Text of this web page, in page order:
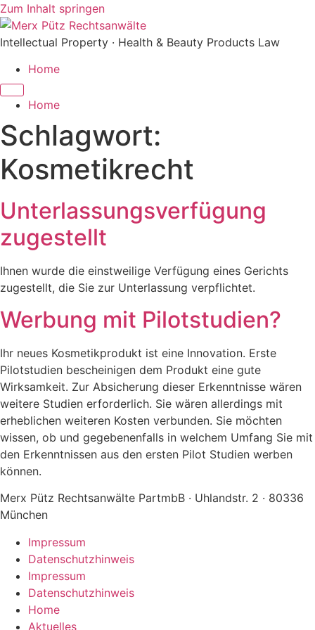
Zum Inhalt springen
Intellectual Property · Health & Beauty Products Law
Home
Home
Schlagwort:
Kosmetikrecht
Unterlassungsverfügung
zugestellt
Ihnen wurde die einstweilige Verfügung eines Gerichts
zugestellt, die Sie zur Unterlassung verpflichtet.
Werbung mit Pilotstudien?
Ihr neues Kosmetikprodukt ist eine Innovation. Erste
Pilotstudien bescheinigen dem Produkt eine gute
Wirksamkeit. Zur Absicherung dieser Erkenntnisse wären
weitere Studien erforderlich. Sie wären allerdings mit
erheblichen weiteren Kosten verbunden. Sie möchten
wissen, ob und gegebenenfalls in welchem Umfang Sie mit
den Erkenntnissen aus den ersten Pilot Studien werben
können.
Merx Pütz Rechtsanwälte PartmbB · Uhlandstr. 2 · 80336
München
Impressum
Datenschutzhinweis
Impressum
Datenschutzhinweis
Home
Aktuelles